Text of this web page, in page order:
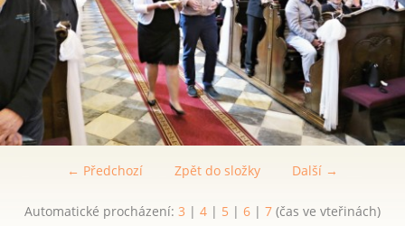
← Předchozí Další →
Zpět do složky
Automatické procházení: 3 | 4 | 5 | 6 | 7 (čas ve vteřinách)